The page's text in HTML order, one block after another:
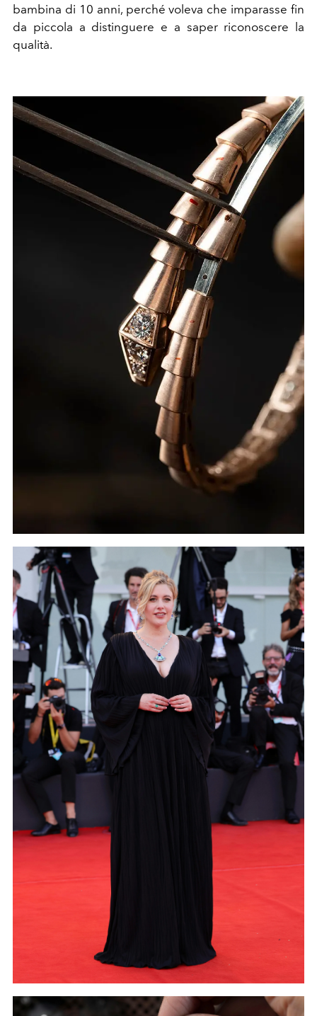
bambina di 10 anni, perché voleva che imparasse fin
da piccola a distinguere e a saper riconoscere la
qualità.